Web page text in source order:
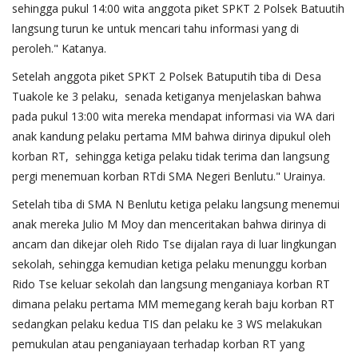
sehingga pukul 14:00 wita anggota piket SPKT 2 Polsek Batuutih
langsung turun ke untuk mencari tahu informasi yang di
peroleh." Katanya.
Setelah anggota piket SPKT 2 Polsek Batuputih tiba di Desa
Tuakole ke 3 pelaku, senada ketiganya menjelaskan bahwa
pada pukul 13:00 wita mereka mendapat informasi via WA dari
anak kandung pelaku pertama MM bahwa dirinya dipukul oleh
korban RT, sehingga ketiga pelaku tidak terima dan langsung
pergi menemuan korban RTdi SMA Negeri Benlutu." Urainya.
Setelah tiba di SMA N Benlutu ketiga pelaku langsung menemui
anak mereka Julio M Moy dan menceritakan bahwa dirinya di
ancam dan dikejar oleh Rido Tse dijalan raya di luar lingkungan
sekolah, sehingga kemudian ketiga pelaku menunggu korban
Rido Tse keluar sekolah dan langsung menganiaya korban RT
dimana pelaku pertama MM memegang kerah baju korban RT
sedangkan pelaku kedua TIS dan pelaku ke 3 WS melakukan
pemukulan atau penganiayaan terhadap korban RT yang